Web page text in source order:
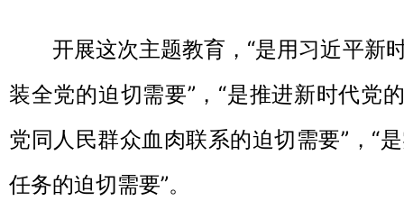
开展这次主题教育，“是用习近平新
装全党的迫切需要”，“是推进新时代党
党同人民群众血肉联系的迫切需要”，“
任务的迫切需要”。